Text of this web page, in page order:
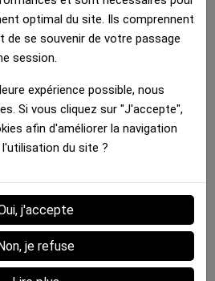
Microfibre
Orange
HERITAGE
Gris
Boxer
Transport
optimal du site. Ils comprennent
se souvenir de votre passage
session.
expérience possible, nous
Si vous cliquez sur "J'accepte",
afin d'améliorer la navigation
du site ?
j'accepte
je refuse